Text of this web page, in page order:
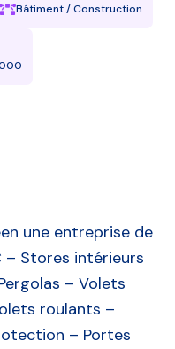
Bâtiment / Construction
une entreprise de
– Stores intérieurs
– Volets
roulants –
– Portes